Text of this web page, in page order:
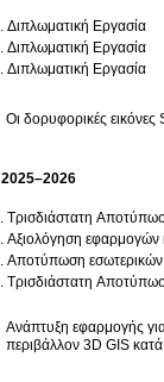
Διπλωματική Εργασία
Διπλωματική Εργασία
Διπλωματική Εργασία
Οι δορυφορικές
2025–2026
Τρισδιάστατη
Αξιολόγηση εφαρμογών
Αποτύπωση
Τρισδιάστατη
Ανάπτυξη εφαρμογής
περιβάλλον 3D GIS